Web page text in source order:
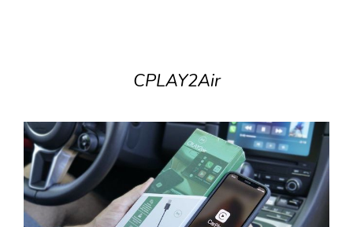
CPLAY2Air